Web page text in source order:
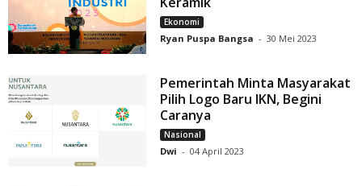
Ekonomi
Ryan Puspa Bangsa - 30 Mei 2023
Pemerintah Minta Masyarakat
Pilih Logo Baru IKN, Begini
Caranya
Nasional
Dwi - 04 April 2023